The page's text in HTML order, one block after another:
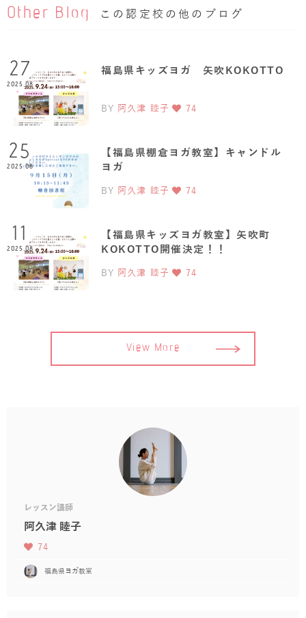
Other Blog この認定校の他のブログ
27
2025.08
福島県キッズヨガ 矢吹KOKOTTO
BY 阿久津 睦子 74
25
2025.08
【福島県棚倉ヨガ教室】キャンドル
ヨガ
BY 阿久津 睦子 74
11
2025.08
【福島県キッズヨガ教室】矢吹町
KOKOTTO開催決定！！
BY 阿久津 睦子 74
View More
レッスン講師
阿久津 睦子
74
福島県ヨガ教室